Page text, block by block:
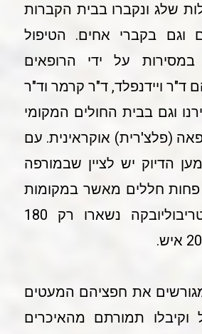
שלג ונקברו בבית הקברות
וגם בקברי אחים. הטיפול
על ידי הרופאים
ד"ר ויידנפלד, ד"ר קרמר וד"ר
וגם בבית החולים המקומי
(פלצ'רית) אוקראינית. עם
הדיוק יש לציין שבמורפה
פחות חללים מאשר במקומות
אחרים. כך, בטריבוליובקה נשארו רק 180
את חפציהם המעטים
וקיבלו תמורתם מהאיכרים